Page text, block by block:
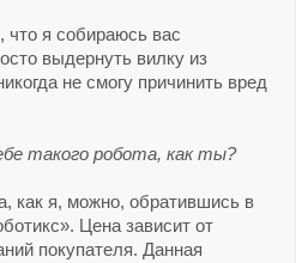
я собираюсь вас
выдернуть вилку из
не смогу причинить вред
такого робота, как ты?
как я, можно, обратившись в
Цена зависит от
покупателя. Данная